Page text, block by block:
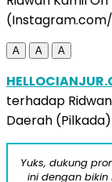
A A A
terhadap
Daerah
Yuks, dukung
ini dengan